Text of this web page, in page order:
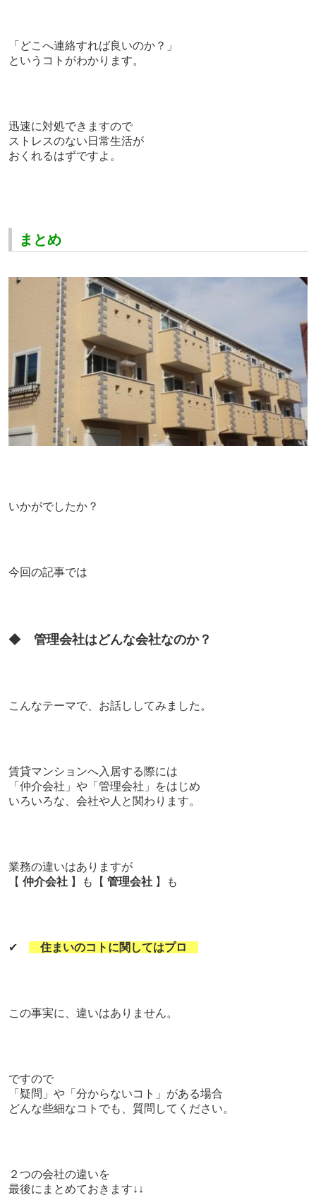
「どこへ連絡すれば良いのか？」
というコトがわかります。
迅速に対処できますので
ストレスのない日常生活が
おくれるはずですよ。
まとめ
いかがでしたか？
今回の記事では
◆ 管理会社はどんな会社なのか？
こんなテーマで、お話ししてみました。
賃貸マンションへ入居する際には
「仲介会社」や「管理会社」をはじめ
いろいろな、会社や人と関わります。
業務の違いはありますが
【 仲介会社】も【 管理会社】も
✔ 住まいのコトに関してはプロ
この事実に、違いはありません。
ですので
「疑問」や「分からないコト」 がある場合
どんな些細なコトでも、質問してください。
２つの会社の違いを
最後にまとめておきます↓↓